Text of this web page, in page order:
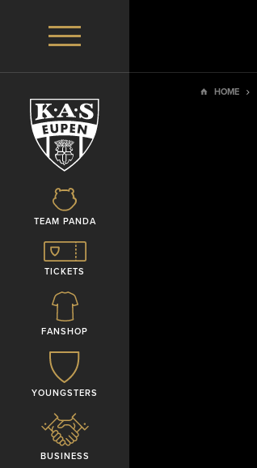
TEAM PANDA
TICKETS
FANSHOP
YOUNGSTERS
BUSINESS
HOME